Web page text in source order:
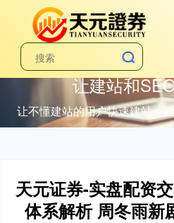
让建站和
让不懂建站的用户快速建站，
天元证券-实盘配资
体系解析 周冬雨新